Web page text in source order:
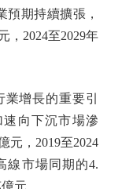
預期持續擴張，
，2024至2029年
增長的重要引
向下沉市場滲
元，2019至2024
線市場同期的4.